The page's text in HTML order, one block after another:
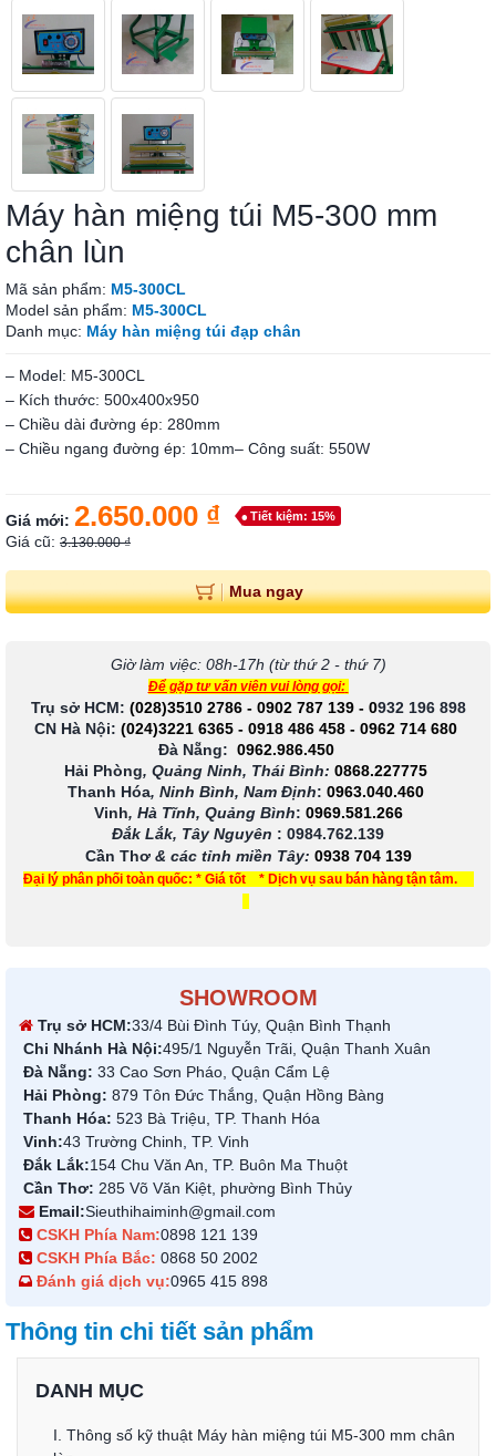
Máy hàn miệng túi M5-300 mm
chân lùn
Mã sản phẩm: M5-300CL
Model sản phẩm: M5-300CL
Danh mục: Máy hàn miệng túi đạp chân
– Model: M5-300CL
– Kích thước: 500x400x950
– Chiều dài đường ép: 280mm
– Chiều ngang đường ép: 10mm– Công suất: 550W
Giá mới: 2.650.000 ₫ Tiết kiệm: 15%
Giá cũ: 3.130.000 ₫
Mua ngay
Giờ làm việc: 08h-17h (từ thứ 2 - thứ 7)
Để gặp tư vấn viên vui lòng gọi:
Trụ sở HCM: (028)3510 2786 - 0902 787 139- 0932 196 898
CN Hà Nội: (024)3221 6365 - 0918 486 458 - 0962 714 680
Đà Nẵng: 0962.986.450
Hải Phòng, Quảng Ninh, Thái Bình: 0868.227775
Thanh Hóa, Ninh Bình, Nam Định: 0963.040.460
Vinh, Hà Tĩnh, Quảng Bình: 0969.581.266
Đắk Lắk, Tây Nguyên : 0984.762.139
Cần Thơ & các tỉnh miền Tây: 0938 704 139
Đại lý phân phối toàn quốc: * Giá tốt * Dịch vụ sau bán hàng tận tâm.
SHOWROOM
Trụ sở HCM:33/4 Bùi Đình Túy, Quận Bình Thạnh
Chi Nhánh Hà Nội:495/1 Nguyễn Trãi, Quận Thanh Xuân
Đà Nẵng: 33 Cao Sơn Pháo, Quận Cẩm Lệ
Hải Phòng: 879 Tôn Đức Thắng, Quận Hồng Bàng
Thanh Hóa: 523 Bà Triệu, TP. Thanh Hóa
Vinh:43 Trường Chinh, TP. Vinh
Đắk Lắk:154 Chu Văn An, TP. Buôn Ma Thuột
Cần Thơ: 285 Võ Văn Kiệt, phường Bình Thủy
Email:Sieuthihaiminh@gmail.com
CSKH Phía Nam:0898 121 139
CSKH Phía Bắc: 0868 50 2002
Đánh giá dịch vụ:0965 415 898
Thông tin chi tiết sản phẩm
DANH MỤC
I. Thông số kỹ thuật Máy hàn miệng túi M5-300 mm chân